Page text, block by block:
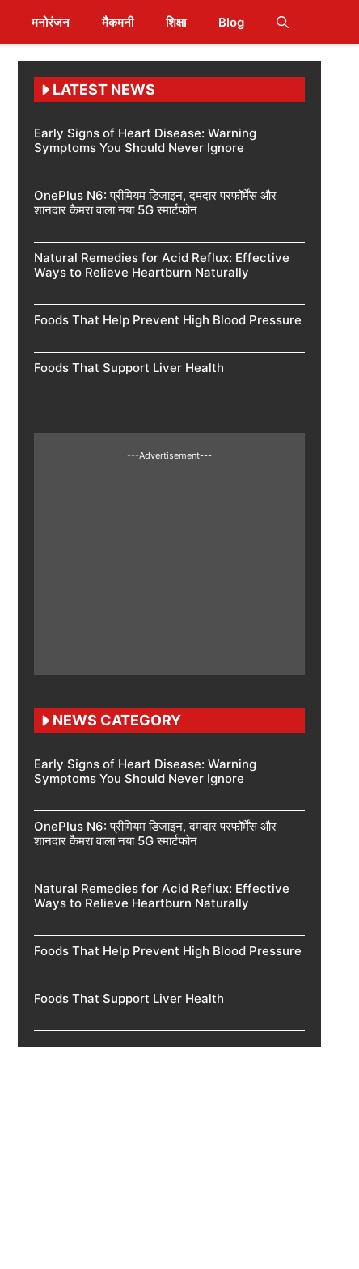
मनोरंजन मैकमनी शिक्षा Blog
LATEST NEWS
Early Signs of Heart Disease: Warning
Symptoms You Should Never Ignore
OnePlus N6: प्रीमियम डिजाइन, दमदार परफॉर्मेंस और
शानदार कैमरा वाला नया 5G स्मार्टफोन
Natural Remedies for Acid Reflux: Effective
Ways to Relieve Heartburn Naturally
Foods That Help Prevent High Blood Pressure
Foods That Support Liver Health
---Advertisement---
NEWS CATEGORY
Early Signs of Heart Disease: Warning
Symptoms You Should Never Ignore
OnePlus N6: प्रीमियम डिजाइन, दमदार परफॉर्मेंस और
शानदार कैमरा वाला नया 5G स्मार्टफोन
Natural Remedies for Acid Reflux: Effective
Ways to Relieve Heartburn Naturally
Foods That Help Prevent High Blood Pressure
Foods That Support Liver Health